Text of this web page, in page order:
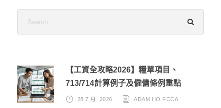
【工資全攻略2026】糧單項目、
713/714計算例子及僱傭條例重點
28 7 月, 2026 ADAM HO FCCA